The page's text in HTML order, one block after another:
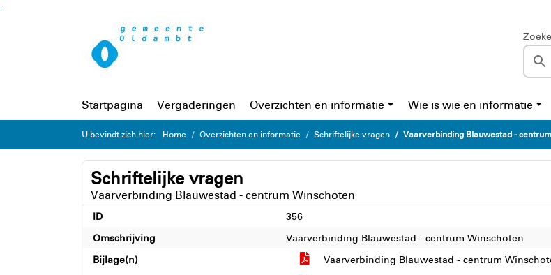
Startpagina Vergaderingen Overzichten en informatie Wie is wie en informatie
U bevindt zich hier: Home Overzichten en informatie Schriftelijke vragen Vaarverbinding Blauwestad -
Schriftelijke vragen
Vaarverbinding Blauwestad - centrum Winschoten
ID
356
Omschrijving
Vaarverbinding Blauwestad - centrum Winschoten
Bijlage(n)
Vaarverbinding Blauwestad - centrum